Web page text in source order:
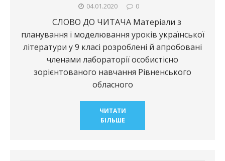
04.01.2020 0
СЛОВО ДО ЧИТАЧА Матеріали з
планування і моделювання уроків української
літератури у 9 класі розроблені й апробовані
членами лабораторії особистісно
зорієнтованого навчання Рівненського
обласного
ЧИТАТИ
БІЛЬШЕ